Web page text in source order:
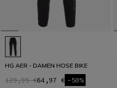
HG AER - DAMEN HOSE BIKE
129,95 €64,97 € -50%